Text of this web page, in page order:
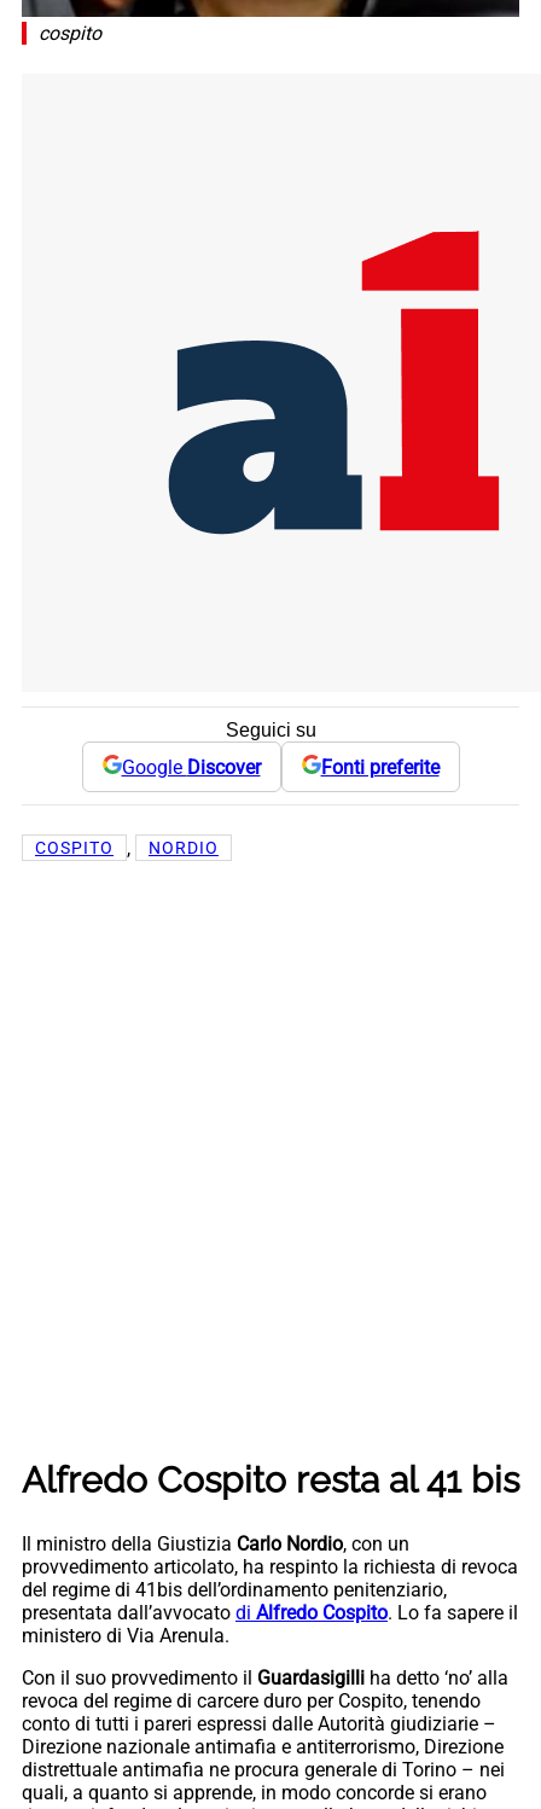
cospito
Seguici su
Google Discover Fonti preferite
COSPITO , NORDIO
Alfredo Cospito resta al 41 bis
Il ministro della Giustizia Carlo Nordio, con un
provvedimento articolato, ha respinto la richiesta di revoca
del regime di 41bis dell’ordinamento penitenziario,
presentata dall’avvocato di Alfredo Cospito. Lo fa sapere il
ministero di Via Arenula.
Con il suo provvedimento il Guardasigilli ha detto ‘no’ alla
revoca del regime di carcere duro per Cospito, tenendo
conto di tutti i pareri espressi dalle Autorità giudiziarie –
Direzione nazionale antimafia e antiterrorismo, Direzione
distrettuale antimafia ne procura generale di Torino – nei
quali, a quanto si apprende, in modo concorde si erano